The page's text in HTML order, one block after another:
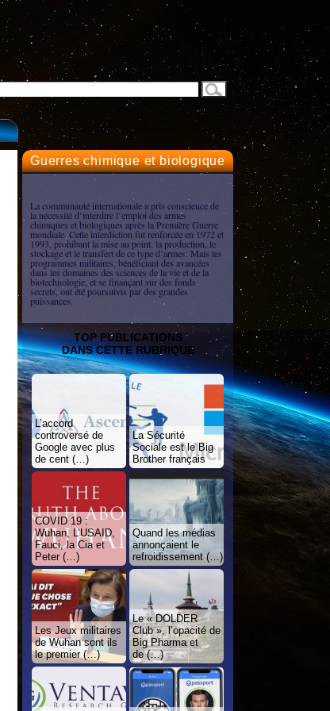
Guerres chimique et biologique
La communauté internationale a pris conscience de
la nécessité d’interdire l’emploi des armes
chimiques et biologiques après la Première Guerre
mondiale. Cette interdiction fut renforcée en 1972 et
1993, prohibant la mise au point, la production, le
stockage et le transfert de ce type d’armes. Mais les
programmes militaires, bénéficiant des avancées
dans les domaines des sciences de la vie et de la
biotechnologie, et se finançant sur des fonds
secrets, ont été poursuivis par des grandes
puissances.
TOP PUBLICATIONS
DANS CETTE RUBRIQUE
L’accord
controversé de
Google avec plus
de cent (…)
La Sécurité
Sociale est le Big
Brother français
COVID 19 :
Wuhan, L’USAID,
Fauci, la Cia et
Peter (…)
Quand les médias
annonçaient le
refroidissement (…)
Les Jeux militaires
de Wuhan sont ils
le premier (…)
Le « DOLDER
Club », l’opacité de
Big Pharma et
de (…)